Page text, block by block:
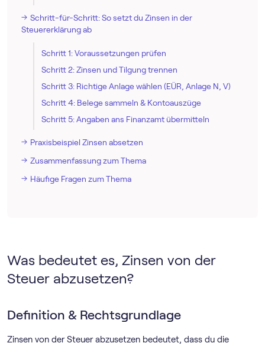
Schritt-für-Schritt: So setzt du Zinsen in der
Steuererklärung ab
Schritt 1: Voraussetzungen prüfen
Schritt 2: Zinsen und Tilgung trennen
Schritt 3: Richtige Anlage wählen (EÜR, Anlage N, V)
Schritt 4: Belege sammeln & Kontoauszüge
Schritt 5: Angaben ans Finanzamt übermitteln
Praxisbeispiel Zinsen absetzen
Zusammenfassung zum Thema
Häufige Fragen zum Thema
Was bedeutet es, Zinsen von der
Steuer abzusetzen?
Definition & Rechtsgrundlage
Zinsen von der Steuer abzusetzen bedeutet, dass du die